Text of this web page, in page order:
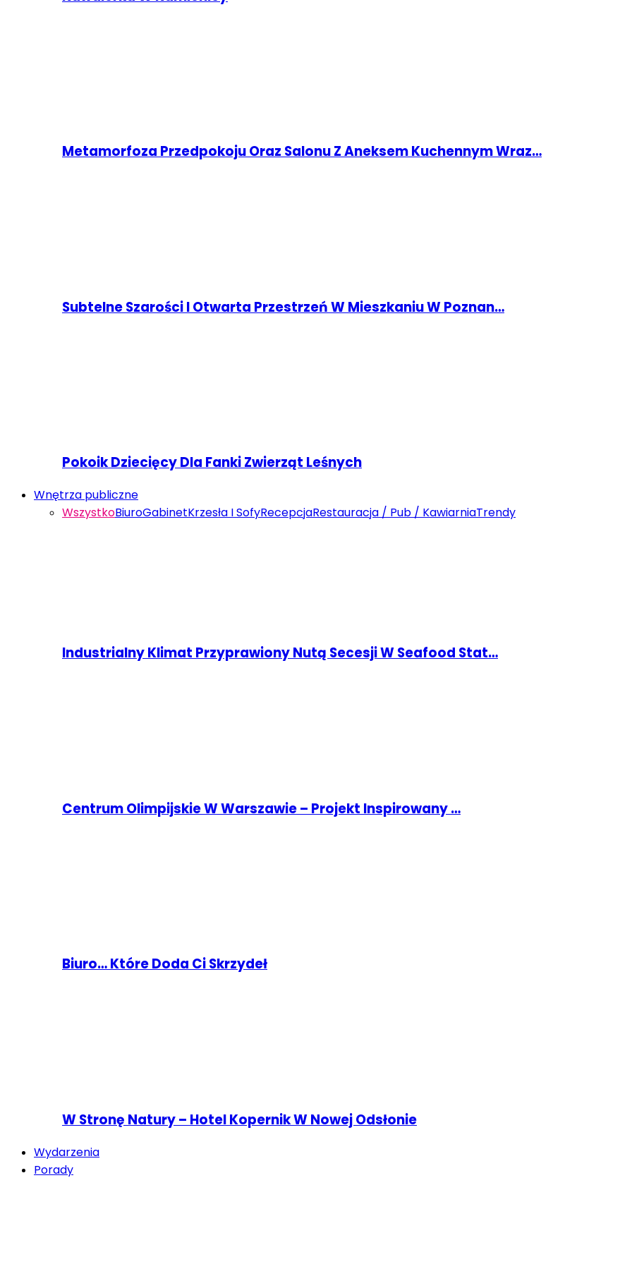
Metamorfoza Przedpokoju Oraz Salonu Z Aneksem Kuchennym Wraz…
Subtelne Szarości I Otwarta Przestrzeń W Mieszkaniu W Poznan…
Pokoik Dziecięcy Dla Fanki Zwierząt Leśnych
Wnętrza publiczne
WszystkoBiuroGabinetKrzesła I SofyRecepcjaRestauracja / Pub / KawiarniaTrendy
Industrialny Klimat Przyprawiony Nutą Secesji W Seafood Stat…
Centrum Olimpijskie W Warszawie – Projekt Inspirowany …
Biuro… Które Doda Ci Skrzydeł
W Stronę Natury – Hotel Kopernik W Nowej Odsłonie
Wydarzenia
Porady